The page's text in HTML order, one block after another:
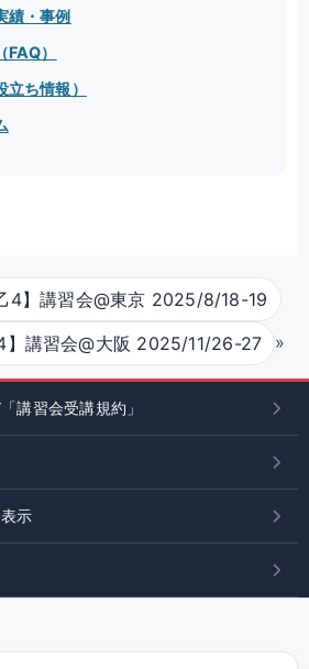
績・事例
）
ち情報）
4】講習会@東京 2025/8/18-19
】講習会@大阪 2025/11/26-27
»
講習会受講規約」
示